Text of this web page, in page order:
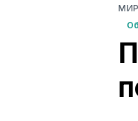
МИР